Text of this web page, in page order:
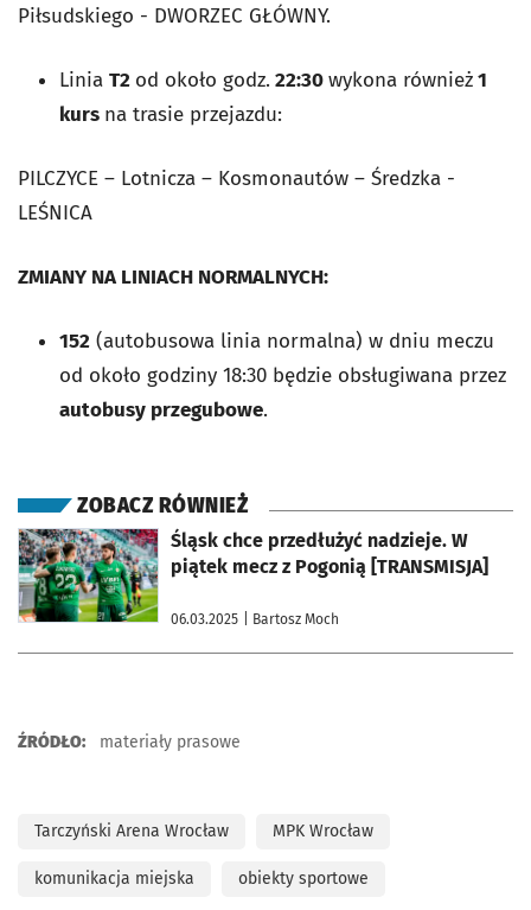
Piłsudskiego - DWORZEC GŁÓWNY.
Linia T2 od około godz. 22:30wykona również1
kurs na trasie przejazdu:
PILCZYCE – Lotnicza – Kosmonautów – Średzka -
LEŚNICA
ZMIANY NA LINIACH NORMALNYCH:
152 (autobusowa linia normalna) w dniu meczu
od około godziny 18:30 będzie obsługiwana przez
autobusy przegubowe.
ZOBACZ RÓWNIEŻ
Śląsk chce przedłużyć nadzieje. W
piątek mecz z Pogonią [TRANSMISJA]
06.03.2025 | Bartosz Moch
otworzy się w nowej karcie
ŹRÓDŁO: materiały prasowe
Tarczyński Arena Wrocław MPK Wrocław
komunikacja miejska obiekty sportowe